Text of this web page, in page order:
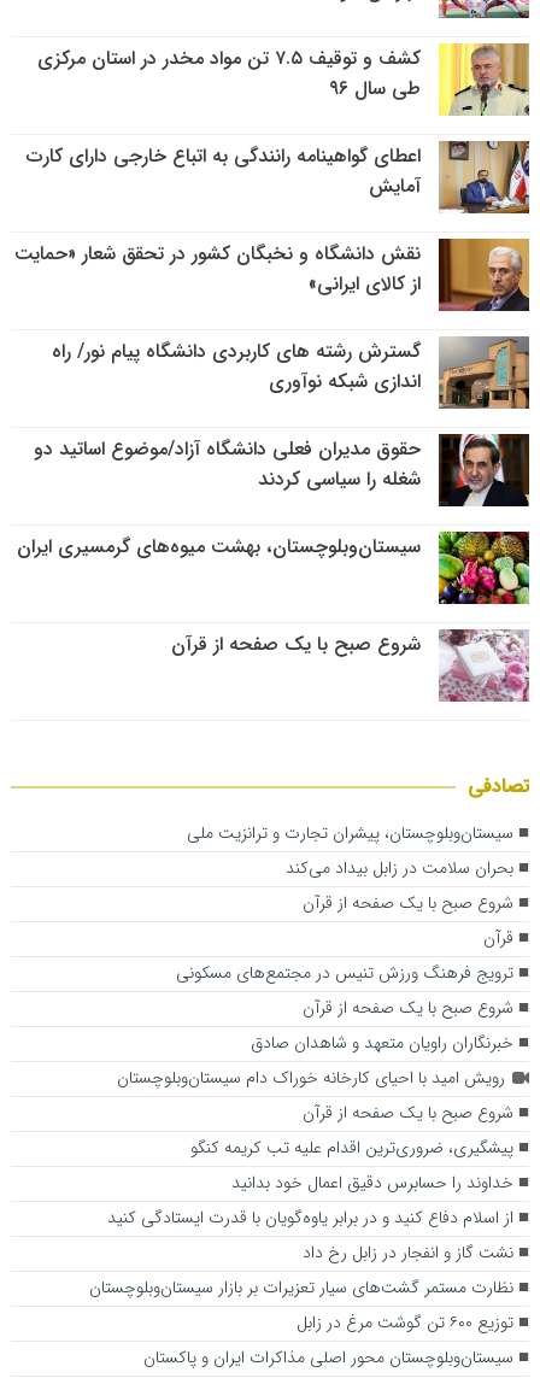
کشف و توقیف ۷.۵ تن مواد مخدر در استان مرکزی
طی سال ۹۶
اعطای گواهینامه رانندگی به اتباع خارجی دارای کارت
آمایش
نقش دانشگاه و نخبگان کشور در تحقق شعار «حمایت
از کالای ایرانی»
گسترش رشته های کاربردی دانشگاه پیام نور/ راه
اندازی شبکه نوآوری
حقوق مدیران فعلی دانشگاه آزاد/موضوع اساتید دو
شغله را سیاسی کردند
سیستان‌وبلوچستان، بهشت میوه‌های گرمسیری ایران
شروع صبح با یک صفحه از قرآن
تصادفی
سیستان‌وبلوچستان، پیشران تجارت و ترانزیت ملی
بحران سلامت در زابل بیداد می‌کند
شروع صبح با یک صفحه از قرآن
قرآن
ترویج فرهنگ ورزش تنیس در مجتمع‌های مسکونی
شروع صبح با یک صفحه از قرآن
خبرنگاران راویان متعهد و شاهدان صادق
رویش امید با احیای کارخانه خوراک دام سیستان‌وبلوچستان
شروع صبح با یک صفحه از قرآن
پیشگیری، ضروری‌ترین اقدام علیه تب کریمه کنگو
خداوند را حسابرس دقیق اعمال خود بدانید
از اسلام دفاع کنید و در برابر یاوه‌گویان با قدرت ایستادگی کنید
نشت گاز و انفجار در زابل رخ داد
نظارت مستمر گشت‌های سیار تعزیرات بر بازار سیستان‌وبلوچستان
توزیع ۶۰۰ تن گوشت مرغ در زابل
سیستان‌وبلوچستان محور اصلی مذاکرات ایران و پاکستان